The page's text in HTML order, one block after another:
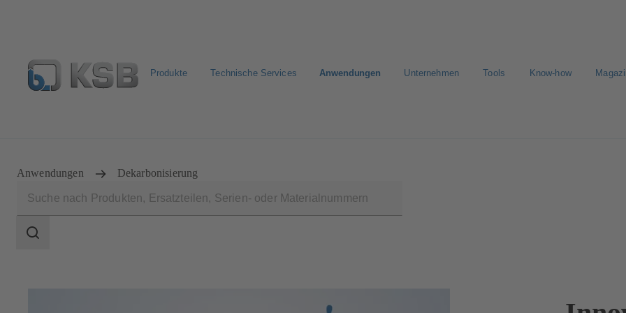
Produkte Technische Services Anwendungen Unternehmen Tools Know-how
Anwendungen Dekarbonisierung
Suchbereich